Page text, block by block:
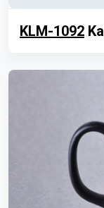
KLM-1092